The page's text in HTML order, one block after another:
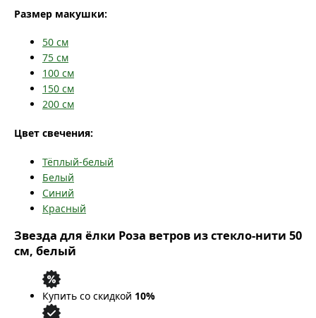
Размер макушки:
50 см
75 см
100 см
150 см
200 см
Цвет свечения:
Тёплый-белый
Белый
Синий
Красный
Звезда для ёлки Роза ветров из стекло-нити 50
см, белый
Купить со скидкой 10%